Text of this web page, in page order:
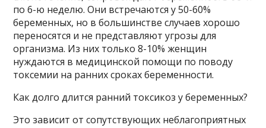
по 6-ю неделю. Они встречаются у 50-60%
беременных, но в большинстве случаев хорошо
переносятся и не представляют угрозы для
организма. Из них только 8-10% женщин
нуждаются в медицинской помощи по поводу
токсемии на ранних сроках беременности.
Как долго длится ранний токсикоз у беременных?
Это зависит от сопутствующих неблагоприятных